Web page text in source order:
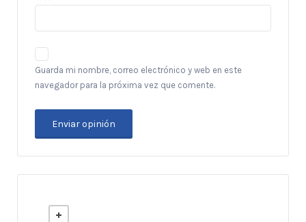
Guarda mi nombre, correo electrónico y web en este
navegador para la próxima vez que comente.